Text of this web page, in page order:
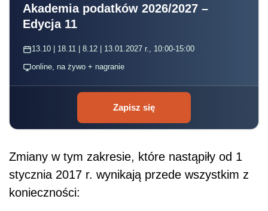
Akademia podatków 2026/2027 –
Edycja 11
13.10 | 18.11 | 8.12 | 13.01.2027 r., 10:00-15:00
online, na żywo + nagranie
Zapisz się
Zmiany w tym zakresie, które nastąpiły od 1
stycznia 2017 r. wynikają przede wszystkim z
konieczności: